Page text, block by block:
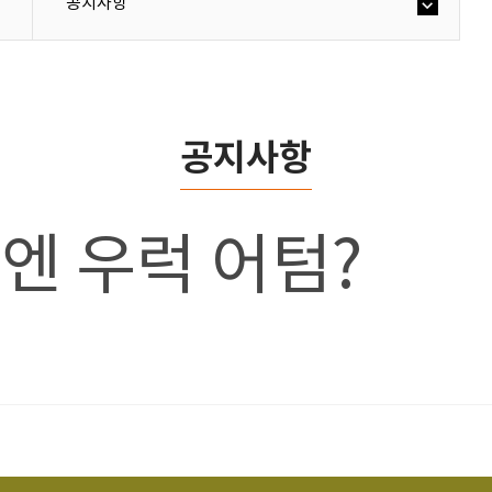
공지사항
공지사항
우럭 어텀?